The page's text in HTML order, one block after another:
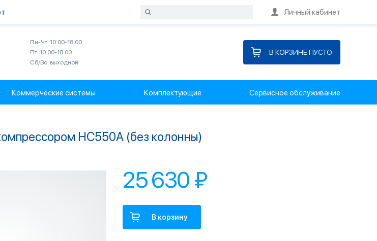
Личный кабинет
Пн-Чт: 10:00-18:00
Пт: 10:00-18:00
Сб/Вс: выходной
В КОРЗИНЕ ПУСТО
Коммерческие системы Комплектующие Сервисное обслуживание
HC550A (без колонны)
25 630 ₽